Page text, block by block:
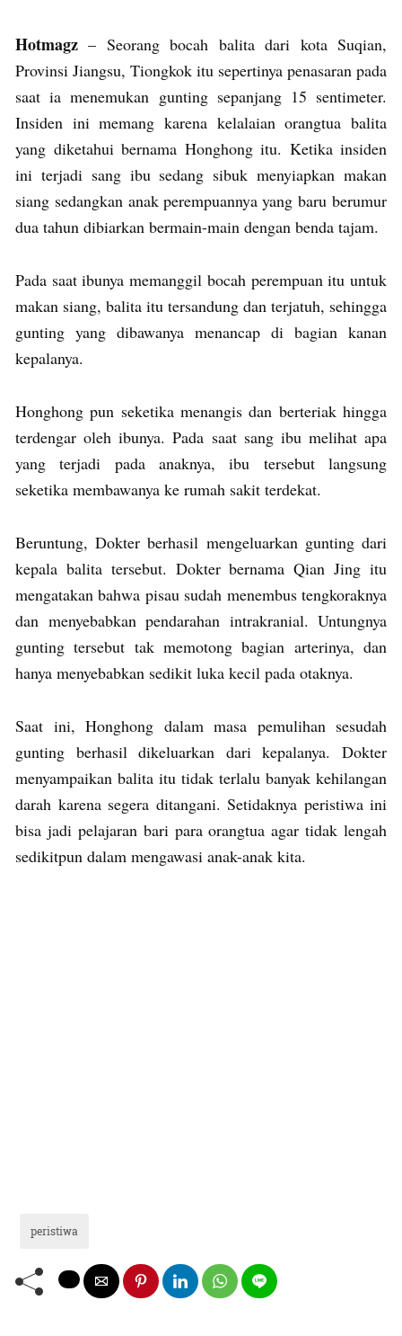
Hotmagz – Seorang bocah balita dari kota Suqian,
Provinsi Jiangsu, Tiongkok itu sepertinya penasaran pada
saat ia menemukan gunting sepanjang 15 sentimeter.
Insiden ini memang karena kelalaian orangtua balita
yang diketahui bernama Honghong itu. Ketika insiden
ini terjadi sang ibu sedang sibuk menyiapkan makan
siang sedangkan anak perempuannya yang baru berumur
dua tahun dibiarkan bermain-main dengan benda tajam.
Pada saat ibunya memanggil bocah perempuan itu untuk
makan siang, balita itu tersandung dan terjatuh, sehingga
gunting yang dibawanya menancap di bagian kanan
kepalanya.
Honghong pun seketika menangis dan berteriak hingga
terdengar oleh ibunya. Pada saat sang ibu melihat apa
yang terjadi pada anaknya, ibu tersebut langsung
seketika membawanya ke rumah sakit terdekat.
Beruntung, Dokter berhasil mengeluarkan gunting dari
kepala balita tersebut. Dokter bernama Qian Jing itu
mengatakan bahwa pisau sudah menembus tengkoraknya
dan menyebabkan pendarahan intrakranial. Untungnya
gunting tersebut tak memotong bagian arterinya, dan
hanya menyebabkan sedikit luka kecil pada otaknya.
Saat ini, Honghong dalam masa pemulihan sesudah
gunting berhasil dikeluarkan dari kepalanya. Dokter
menyampaikan balita itu tidak terlalu banyak kehilangan
darah karena segera ditangani. Setidaknya peristiwa ini
bisa jadi pelajaran bari para orangtua agar tidak lengah
sedikitpun dalam mengawasi anak-anak kita.
peristiwa